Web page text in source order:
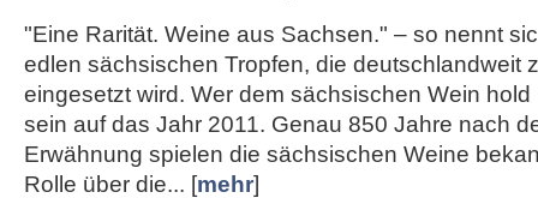
"Eine Rarität. Weine aus Sachsen." – so nennt
edlen sächsischen Tropfen, die deutschlandweit
eingesetzt wird. Wer dem sächsischen Wein
sein auf das Jahr 2011. Genau 850 Jahre nach
Erwähnung spielen die sächsischen Weine
Rolle über die... [mehr]